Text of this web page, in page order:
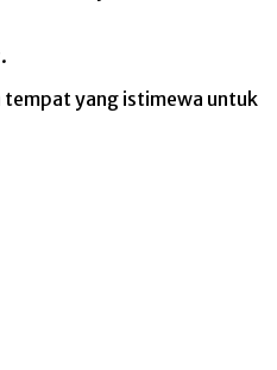
tempat yang istimewa untuk